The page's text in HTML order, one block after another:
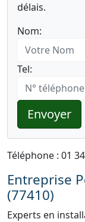
délais.
Nom:
Tel:
Envoyer
Téléphone : 01
Entreprise
(77410)
Experts en